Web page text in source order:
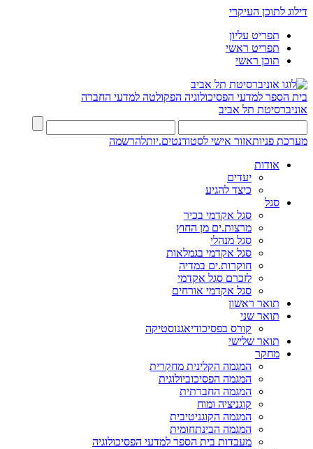
דילוג לתוכן העיקרי
תפריט עליון
תפריט ראשי
תוכן ראשי
בית הספר למדעי הפסיכולוגיה הפקולטה למדעי החברה
אוניברסיטת תל אביב
מערכת פניותאזור אישי לסטודנטים.יותלהרשמה
אודות
יעדים
כיצד להגיע
סגל
סגל אקדמי בכיר
מרצות.ים מן החוץ
סגל מנהלי
סגל אקדמי בגמלאות
חוקרות.ים במדיה
לזכרם סגל אקדמי
סגל אקדמי אורחים
תואר ראשון
תואר שני
קורס בפסיכודיאגנוסטיקה
תואר שלישי
מחקר
המגמה הקלינית מחקרית
המגמה הפסיכוביולוגית
המגמה החברתית
קוגניציה ומוח
המגמה הקוגניטיבית
המגמה הבינתחומית
מעבדות בית הספר למדעי הפסיכולוגיה